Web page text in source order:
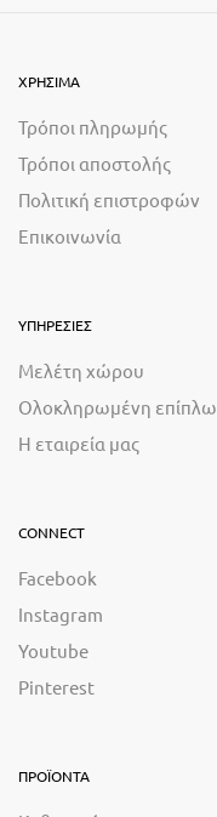
ΧΡΗΣΙΜΑ
Τρόποι πληρωμής
Τρόποι αποστολής
Πολιτική επιστροφών
Επικοινωνία
ΥΠΗΡΕΣΙΕΣ
Μελέτη χώρου
Ολοκληρωμένη
Η εταιρεία μας
CONNECT
Facebook
Instagram
Youtube
Pinterest
ΠΡΟΪΟΝΤΑ